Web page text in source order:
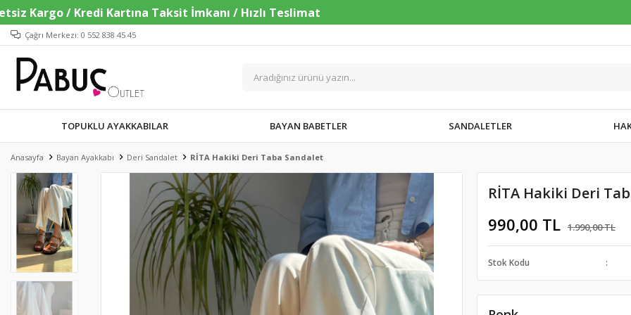
Çağrı Merkezi: 0 552 838 45 45
TOPUKLU AYAKKABILAR BAYAN BABETLER SANDALETLER
Anasayfa Bayan Ayakkabı Deri Sandalet RİTA Hakiki Deri Taba Sandalet
RİTA Hakiki Deri
990,00 TL 1.990,00 TL
Stok Kodu